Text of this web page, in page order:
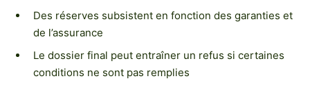
Des réserves subsistent en fonction des garanties et
de l’assurance
Le dossier final peut entraîner un refus si certaines
conditions ne sont pas remplies